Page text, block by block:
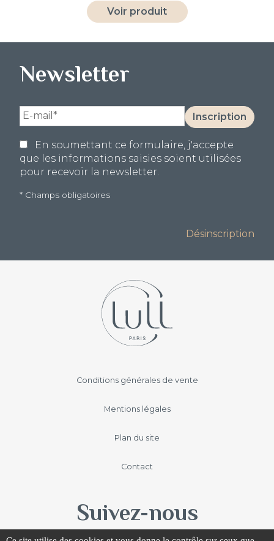
notations
client
Voir produit
Newsletter
Votre
e-
mail
(obligatoire)
Inscription
En soumettant ce formulaire, j'accepte
que les informations saisies soient utilisées
pour recevoir la newsletter.
* Champs obligatoires
Désinscription
Navigation
secondaire
Conditions générales de vente
Mentions légales
Plan du site
Contact
Suivez-nous